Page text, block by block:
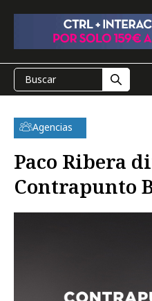
Agencias
Paco Ribera
Contrapunto